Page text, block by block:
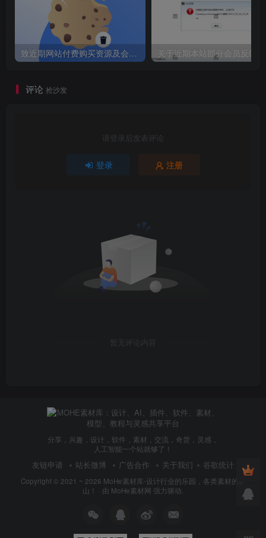
致近期网站付费购买资源及会员用户后，网页显示依然没有购买解决方法！
评论 抢沙发
请登录后发表评论
登录 注册
暂无评论内容
分享，兴趣，设计，软件，素材，交流，奇货，灵感，
人工智能一个站就够了！
友链申请 站长微博 广告合作 关于我们 谷歌统计
Copyright © 2021 ~ 2026 MoHe素材库-设计行业的乐园，各类素材的矿
山！ · 由 MoHe素材网 强力驱动.